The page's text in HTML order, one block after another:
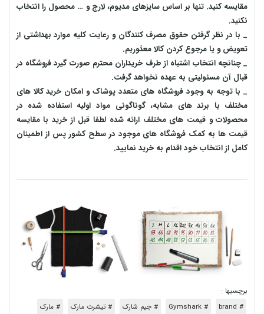
مقایسه کنید. تنها بر اساس سایزهای مدیوم، لارج و … محصول را انتخاب
نکنید.
_ با در نظر گرفتن حقوق مصرف کنندگان و رعایت کلیه موارد بهداشتی از
تعویض و یا مرجوع کردن کالا معذوریم.
_ چنانچه انتخاب اشتباه از طرف خریداران محترم صورت گیرد فروشگاه در
قبال آن مسئولیتی به عهده نخواهد گرفت.
_ با توجه به‌ وجود فروشگاه های متعدد‌ پوشاک و امکان خرید کالا های
مختلف با برند های مشابه، گوناگونی مواد اولیه استفاده شده در
محصولات و قیمت های مختلف ارائه شده لطفا قبل از خرید با مقایسه
قیمت ها به کمک فروشگاه های موجود در سطح کشور پس از اطمینان
کامل از انتخاب خود اقدام به خرید نمایید.
برچسبها :
# brand
# Gymshark # جیم شارک # تیشرت مارک # مارک